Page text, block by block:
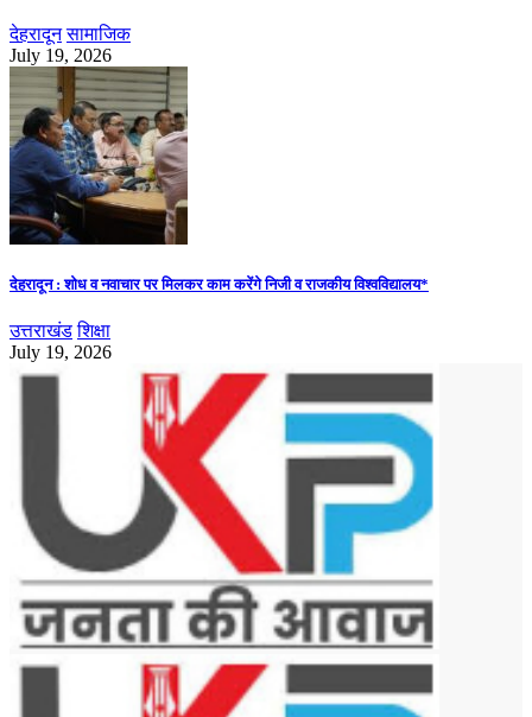
देहरादून सामाजिक
July 19, 2026
देहरादून : शोध व नवाचार पर मिलकर काम करेंगे निजी व राजकीय विश्वविद्यालय*
उत्तराखंड शिक्षा
July 19, 2026